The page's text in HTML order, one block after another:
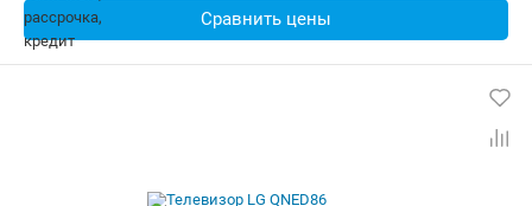
Сравнить цены